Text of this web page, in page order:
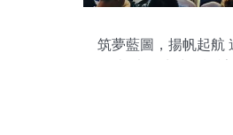
筑夢藍圖，揚帆起航